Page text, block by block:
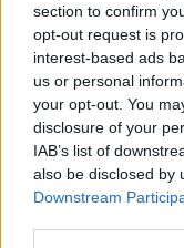
section to confirm
opt-out request is
interest-based ads
us or personal
your opt-out. You
disclosure of your
IAB’s list of
also be disclosed by
Downstream
Cinque le tipologie di
Km(omologate Fidal) e
Kme10 Km). La gara
Trofeo Pisano di
Come di consueto le
con partenza dalla
Mini runche si svolgerà